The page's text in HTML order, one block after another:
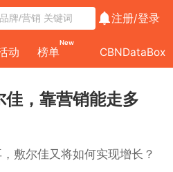
注册/登录
动 榜单
New
CBNDataBox
佳，靠营销能走多
敷尔佳又将如何实现增长？